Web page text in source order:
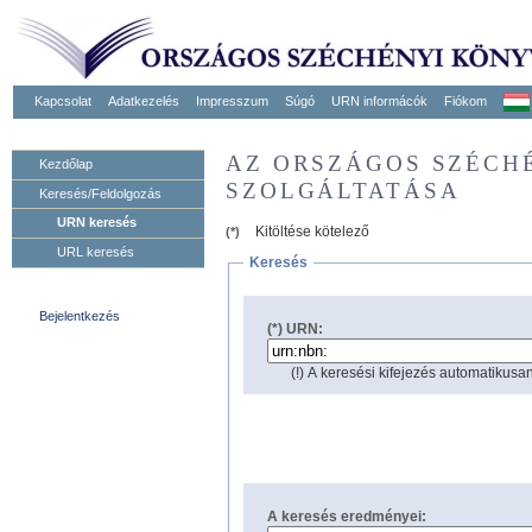
Kapcsolat Adatkezelés Impresszum Súgó URN informácók Fiókom
Kezdőlap
Keresés/Feldolgozás
URN keresés
URL keresés
Bejelentkezés
AZ ORSZÁGOS
SZOLGÁLTATÁSA
(*)
Kitöltése kötelező
Keresés
(*) URN:
(!) A keresési kifejezés
A keresés eredményei: